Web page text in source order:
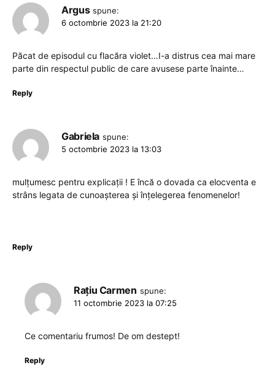
Argus spune:
6 octombrie 2023 la 21:20
Păcat de episodul cu flacăra violet…I-a distrus cea mai mare
parte din respectul public de care avusese parte înainte…
Reply
Gabriela spune:
5 octombrie 2023 la 13:03
mulțumesc pentru explicații ! E încă o dovada ca elocventa e
strâns legata de cunoașterea și înțelegerea fenomenelor!
Reply
Rațiu Carmen spune:
11 octombrie 2023 la 07:25
Ce comentariu frumos! De om destept!
Reply